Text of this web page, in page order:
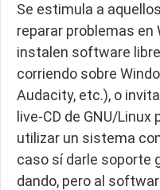
Se estimula a
reparar problemas en
instalen software
corriendo sobre
Audacity, etc.), o
live-CD de GNU/
utilizar un sistema
caso sí darle soporte
dando, pero al